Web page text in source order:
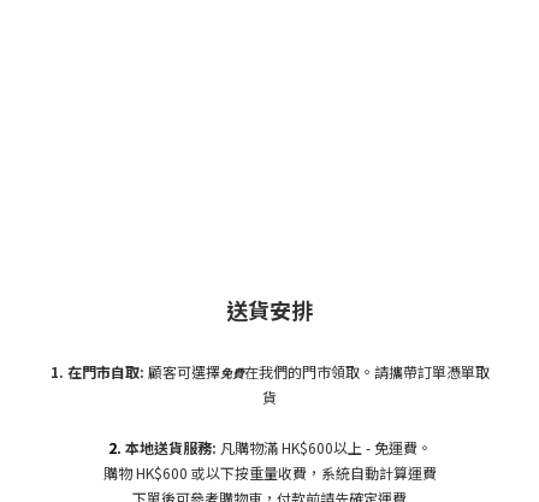
送貨安排
1. 在門市自取: 顧客可選擇免費在我們的門市領取。請攜帶訂單憑單取
貨
2. 本地送貨服務: 凡購物滿 HK$600以上 - 免運費。
購物 HK$600 或以下按重量收費，系統自動計算運費
下單後可參考購物車，付款前請先確定運費